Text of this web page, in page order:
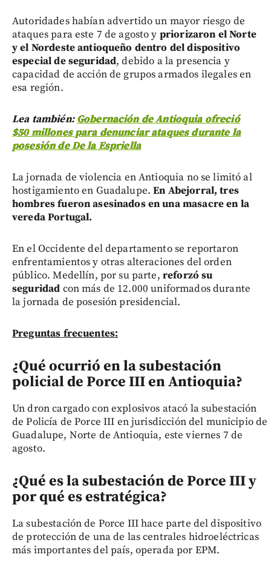
Autoridades habían advertido un mayor riesgo de
ataques para este 7 de agosto y priorizaron el Norte
y el Nordeste antioqueño dentro del dispositivo
especial de seguridad, debido a la presencia y
capacidad de acción de grupos armados ilegales en
esa región.
Lea también:Gobernación de Antioquia ofreció
$50 millones para denunciar ataques durante la
posesión de De la Espriella
La jornada de violencia en Antioquia no se limitó al
hostigamiento en Guadalupe.En Abejorral, tres
hombres fueron asesinados en una masacre en la
vereda Portugal.
En el Occidente del departamento se reportaron
enfrentamientos y otras alteraciones del orden
público. Medellín, por su parte, reforzó su
seguridad con más de 12.000 uniformados durante
la jornada de posesión presidencial.
Preguntas frecuentes:
¿Qué ocurrió en la subestación
policial de Porce III en Antioquia?
Un dron cargado con explosivos atacó la subestación
de Policía de Porce III en jurisdicción del municipio de
Guadalupe, Norte de Antioquia, este viernes 7 de
agosto.
¿Qué es la subestación de Porce III y
por qué es estratégica?
La subestación de Porce III hace parte del dispositivo
de protección de una de las centrales hidroeléctricas
más importantes del país, operada por EPM.